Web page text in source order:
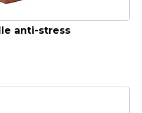
anti-stress